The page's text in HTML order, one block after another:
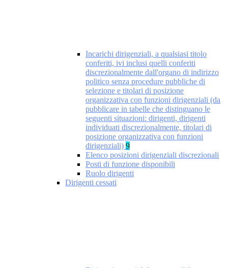
Incarichi dirigenziali, a qualsiasi titolo
conferiti, ivi inclusi quelli conferiti
discrezionalmente dall'organo di indirizzo
politico senza procedure pubbliche di
selezione e titolari di posizione
organizzativa con funzioni dirigenziali (da
pubblicare in tabelle che distinguano le
seguenti situazioni: dirigenti, dirigenti
individuati discrezionalmente, titolari di
posizione organizzativa con funzioni
dirigenziali) 9
Elenco posizioni dirigenziali discrezionali
Posti di funzione disponibili
Ruolo dirigenti
Dirigenti cessati